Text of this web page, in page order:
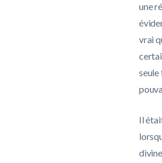
une
vrai
seule
Il